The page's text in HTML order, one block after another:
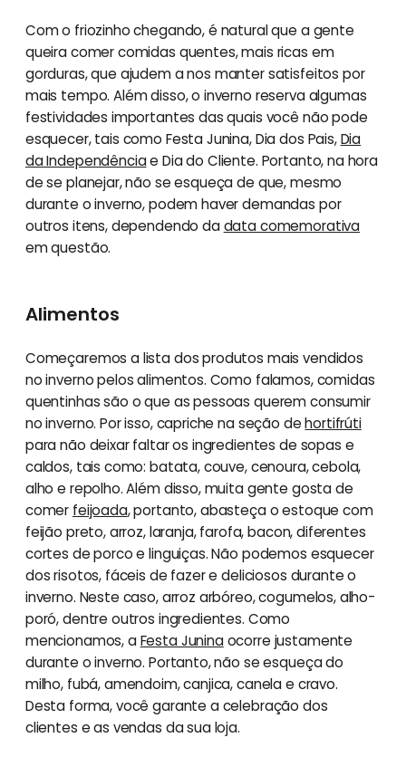
Com o friozinho chegando, é natural que a gente
queira comer comidas quentes, mais ricas em
gorduras, que ajudem a nos manter satisfeitos por
mais tempo. Além disso, o inverno reserva algumas
festividades importantes das quais você não pode
esquecer, tais como Festa Junina, Dia dos Pais,Dia
da Independênciae Dia do Cliente. Portanto, na hora
de se planejar, não se esqueça de que, mesmo
durante o inverno, podem haver demandas por
outros itens, dependendo dadata comemorativa
em questão.
Alimentos
Começaremos a lista dos produtos mais vendidos
no inverno pelos alimentos. Como falamos, comidas
quentinhas são o que as pessoas querem consumir
no inverno. Por isso, capriche na seção dehortifrúti
para não deixar faltar os ingredientes de sopas e
caldos, tais como: batata, couve, cenoura, cebola,
alho e repolho. Além disso, muita gente gosta de
comer feijoada, portanto, abasteça o estoque com
feijão preto, arroz, laranja, farofa, bacon, diferentes
cortes de porco e linguiças. Não podemos esquecer
dos risotos, fáceis de fazer e deliciosos durante o
inverno. Neste caso, arroz arbóreo, cogumelos, alho-
poró, dentre outros ingredientes. Como
mencionamos, aFesta Juninaocorre justamente
durante o inverno. Portanto, não se esqueça do
milho, fubá, amendoim, canjica, canela e cravo.
Desta forma, você garante a celebração dos
clientes e as vendas da sua loja.